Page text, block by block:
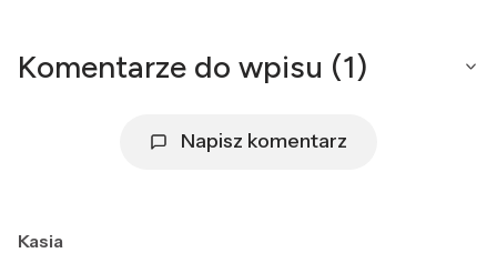
Komentarze do wpisu (1)
Napisz komentarz
Kasia